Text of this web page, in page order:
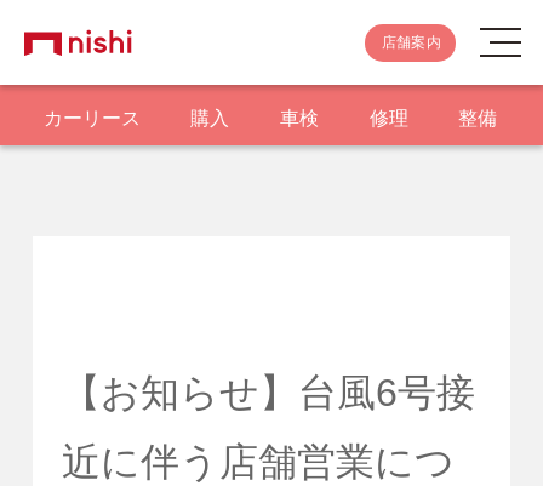
店舗案内
カーリース 購入 車検 修理 整備
【お知らせ】台風6号接
近に伴う店舗営業につ